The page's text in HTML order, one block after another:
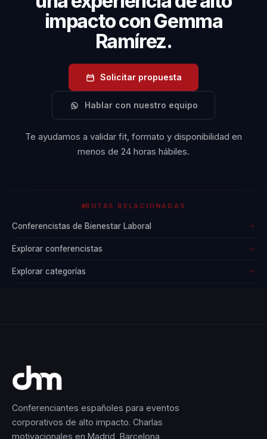
impacto con Gemma
Ramírez.
Solicitar propuesta
Hablar con nuestro equipo
Te ayudamos a validar fit, formato y disponibilidad en
menos de 24 horas hábiles.
RUTAS RELACIONADAS
Conferencistas de Bienestar Laboral →
Explorar conferencistas →
Explorar categorías →
Conferenciantes españoles para eventos
corporativos de alto impacto. Charlas
motivacionales en Madrid, Barcelona,